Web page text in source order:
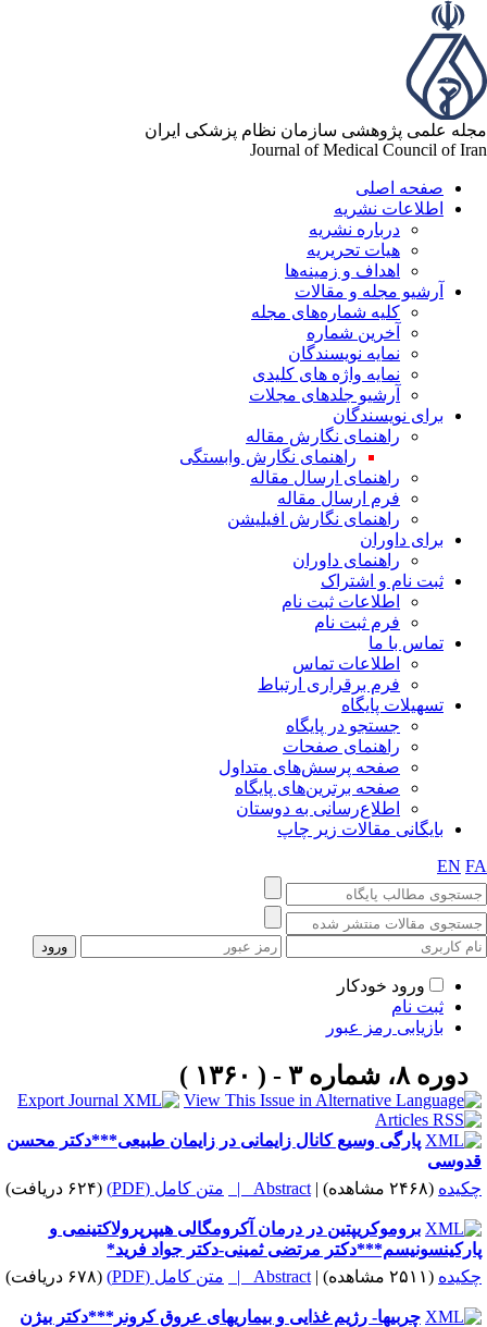
علمی پژوهشی سازمان نظام پزشکی ایران
Journal of Medical Council of
صفحه اصلی
اطلاعات نشریه
درباره نشریه
هیات تحریریه
اهداف و زمینه‌ها
آرشیو مجله و مقالات
کلیه شماره‌های مجله
آخرین شماره
نمایه نویسندگان
نمایه واژه های کلیدی
آرشیو جلدهای مجلات
برای نویسندگان
راهنمای نگارش مقاله
راهنمای نگارش وابستگی
راهنمای ارسال مقاله
فرم ارسال مقاله
راهنمای نگارش افیلیشن
برای داوران
راهنمای داوران
ثبت نام و اشتراک
اطلاعات ثبت نام
فرم ثبت نام
تماس با ما
اطلاعات تماس
فرم برقراری ارتباط
تسهیلات پایگاه
جستجو در پایگاه
راهنمای صفحات
صفحه پرسش‌های متداول
صفحه برترین‌های پایگاه
اطلاع‌رسانی به دوستان
بایگانی مقالات زیر چاپ
EN
ورود خودکار
ثبت نام
بازیابی رمز عبور
دوره ۸، شماره ۳ - ( ۱۳۶۰ )
پارگی وسیع کانال زایمانی در زایمان طبیعی***دکتر محسن
(۲۴۶۸ مشاهده) |
Abstract | متن کامل (PDF) (۶۲۴ دریافت)
بروموکریپتین در درمان آکرومگالی هیپرپرولاکتینمی و
مرتضی ثمینی-دکتر جواد فرید*
(۲۵۱۱ مشاهده) |
Abstract | متن کامل (PDF) (۶۷۸ دریافت)
چربیها- رژیم غذایی و بیماریهای عروق کرونر***دکتر بیژن